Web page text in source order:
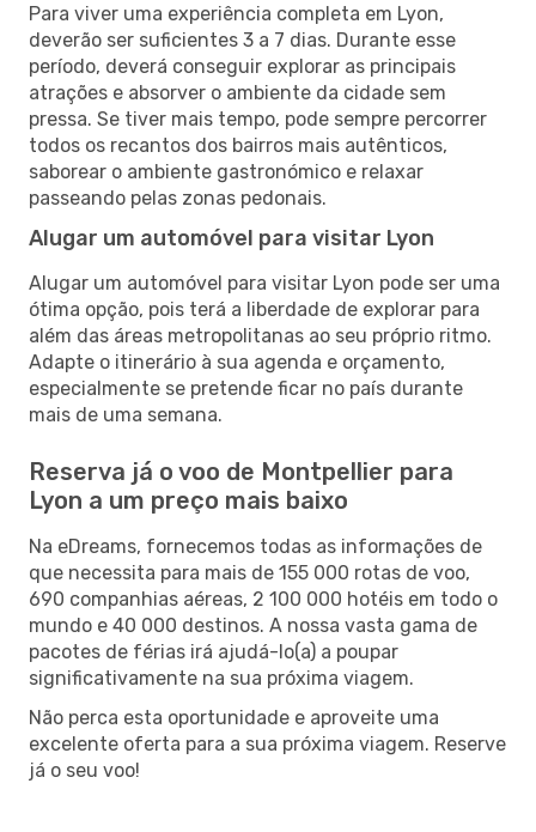
Para viver uma experiência completa em Lyon,
deverão ser suficientes 3 a 7 dias. Durante esse
período, deverá conseguir explorar as principais
atrações e absorver o ambiente da cidade sem
pressa. Se tiver mais tempo, pode sempre percorrer
todos os recantos dos bairros mais autênticos,
saborear o ambiente gastronómico e relaxar
passeando pelas zonas pedonais.
Alugar um automóvel para visitar Lyon
Alugar um automóvel para visitar Lyon pode ser uma
ótima opção, pois terá a liberdade de explorar para
além das áreas metropolitanas ao seu próprio ritmo.
Adapte o itinerário à sua agenda e orçamento,
especialmente se pretende ficar no país durante
mais de uma semana.
Reserva já o voo de Montpellier para
Lyon a um preço mais baixo
Na eDreams, fornecemos todas as informações de
que necessita para mais de 155 000 rotas de voo,
690 companhias aéreas, 2 100 000 hotéis em todo o
mundo e 40 000 destinos. A nossa vasta gama de
pacotes de férias irá ajudá-lo(a) a poupar
significativamente na sua próxima viagem.
Não perca esta oportunidade e aproveite uma
excelente oferta para a sua próxima viagem. Reserve
já o seu voo!